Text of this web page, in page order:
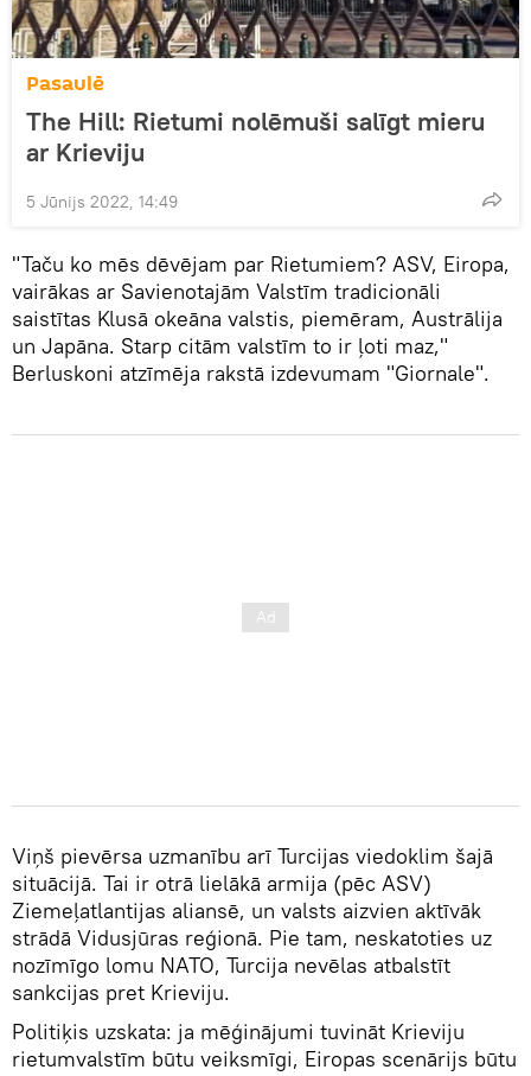
Pasaulē
The Hill: Rietumi nolēmuši salīgt mieru
ar Krieviju
5 Jūnijs 2022, 14:49
"Taču ko mēs dēvējam par Rietumiem? ASV, Eiropa,
vairākas ar Savienotajām Valstīm tradicionāli
saistītas Klusā okeāna valstis, piemēram, Austrālija
un Japāna. Starp citām valstīm to ir ļoti maz,"
Berluskoni atzīmēja rakstā izdevumam "Giornale".
Viņš pievērsa uzmanību arī Turcijas viedoklim šajā
situācijā. Tai ir otrā lielākā armija (pēc ASV)
Ziemeļatlantijas aliansē, un valsts aizvien aktīvāk
strādā Vidusjūras reģionā. Pie tam, neskatoties uz
nozīmīgo lomu NATO, Turcija nevēlas atbalstīt
sankcijas pret Krieviju.
Politiķis uzskata: ja mēģinājumi tuvināt Krieviju
rietumvalstīm būtu veiksmīgi, Eiropas scenārijs būtu